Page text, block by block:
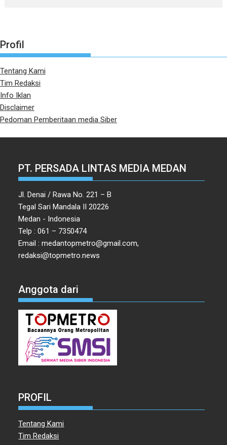
Profil
Tentang Kami
Tim Redaksi
Info Iklan
Disclaimer
Pedoman Pemberitaan media Siber
PT. PERSADA LINTAS MEDIA MEDAN
Jl. Denai / Rawa No. 221 – B
Tegal Sari Mandala II 20226
Medan - Indonesia
Telp : 061 – 7350474
Email : medantopmetro@gmail.com,
redaksi@topmetro.news
Anggota dari
PROFIL
Tentang Kami
Tim Redaksi